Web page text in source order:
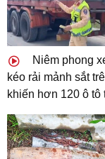
Niêm phong
kéo rải mảnh sắt
khiến hơn 120 ô tô